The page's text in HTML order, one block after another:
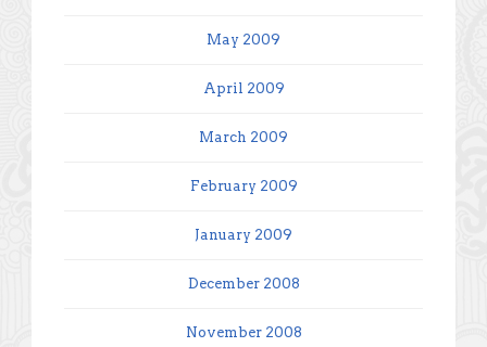
May 2009
April 2009
March 2009
February 2009
January 2009
December 2008
November 2008